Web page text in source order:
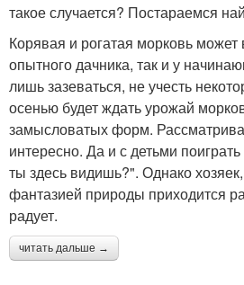
такое случается? Постараемся
Корявая и рогатая морковь может
опытного дачника, так и у
лишь зазеваться, не учесть
осенью будет ждать урожай
замысловатых форм.
интересно. Да и с детьми
ты здесь видишь?". Однако
фантазией природы приходится
радует.
читать дальше →